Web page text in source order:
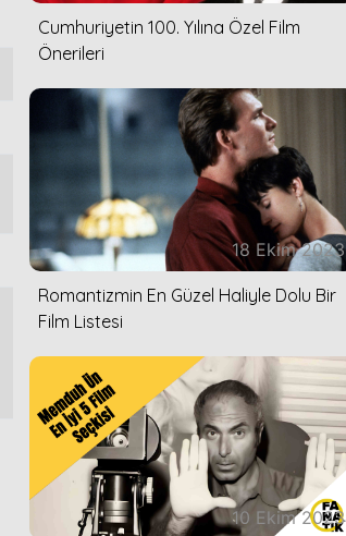
Cumhuriyetin 100. Yılına Özel Film
Önerileri
18 Ekim 2023
Romantizmin En Güzel Haliyle Dolu Bir
Film Listesi
10 Ekim 2023